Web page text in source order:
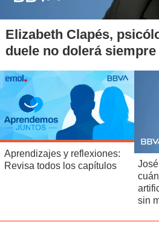
Elizabeth Clapés,
duele no dolerá siempre
Aprendizajes y reflexiones:
Revisa todos los capítulos
sin